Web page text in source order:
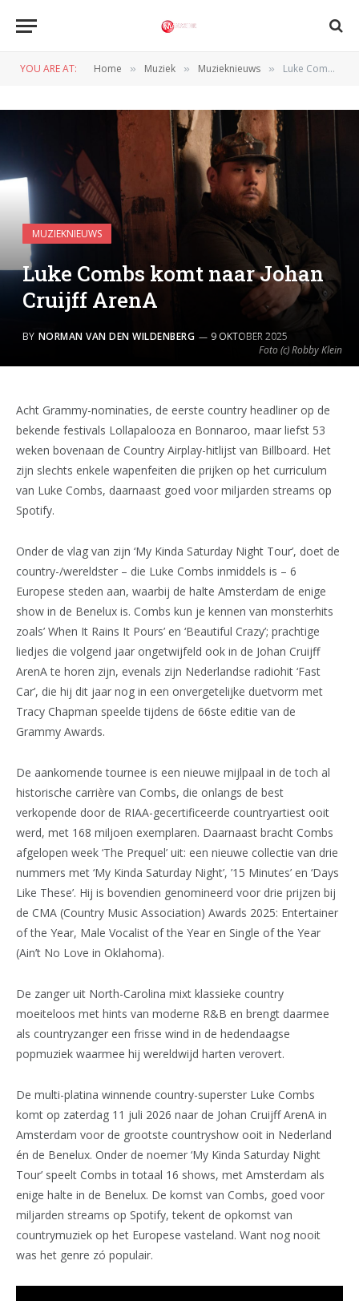
YOU ARE AT: Home » Muziek » Muzieknieuws » Luke Combs komt naar Johan Cruijff ArenA
Foto (c) Robby Klein
MUZIEKNIEUWS
Luke Combs komt naar Johan
Cruijff ArenA
BY NORMAN VAN DEN WILDENBERG 9 OKTOBER 2025
Acht Grammy-nominaties, de eerste country headliner op de
bekende festivals Lollapalooza en Bonnaroo, maar liefst 53
weken bovenaan de Country Airplay-hitlijst van Billboard. Het
zijn slechts enkele wapenfeiten die prijken op het curriculum
van Luke Combs, daarnaast goed voor miljarden streams op
Spotify.
Onder de vlag van zijn ‘My Kinda Saturday Night Tour’, doet de
country-/wereldster – die Luke Combs inmiddels is – 6
Europese steden aan, waarbij de halte Amsterdam de enige
show in de Benelux is. Combs kun je kennen van monsterhits
zoals’ When It Rains It Pours’ en ‘Beautiful Crazy’; prachtige
liedjes die volgend jaar ongetwijfeld ook in de Johan Cruijff
ArenA te horen zijn, evenals zijn Nederlandse radiohit ‘Fast
Car’, die hij dit jaar nog in een onvergetelijke duetvorm met
Tracy Chapman speelde tijdens de 66ste editie van de
Grammy Awards.
De aankomende tournee is een nieuwe mijlpaal in de toch al
historische carrière van Combs, die onlangs de best
verkopende door de RIAA-gecertificeerde countryartiest ooit
werd, met 168 miljoen exemplaren. Daarnaast bracht Combs
afgelopen week ‘The Prequel’ uit: een nieuwe collectie van drie
nummers met ‘My Kinda Saturday Night’, ’15 Minutes’ en ‘Days
Like These’. Hij is bovendien genomineerd voor drie prijzen bij
de CMA (Country Music Association) Awards 2025: Entertainer
of the Year, Male Vocalist of the Year en Single of the Year
(Ain’t No Love in Oklahoma).
De zanger uit North-Carolina mixt klassieke country
moeiteloos met hints van moderne R&B en brengt daarmee
als countryzanger een frisse wind in de hedendaagse
popmuziek waarmee hij wereldwijd harten verovert.
De multi-platina winnende country-superster Luke Combs
komt op zaterdag 11 juli 2026 naar de Johan Cruijff ArenA in
Amsterdam voor de grootste countryshow ooit in Nederland
én de Benelux. Onder de noemer ‘My Kinda Saturday Night
Tour’ speelt Combs in totaal 16 shows, met Amsterdam als
enige halte in de Benelux. De komst van Combs, goed voor
miljarden streams op Spotify, tekent de opkomst van
countrymuziek op het Europese vasteland. Want nog nooit
was het genre zó populair.